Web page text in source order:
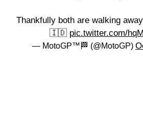
Thankfully both are walking
🇮🇩 pic.twitter.com/
— MotoGP™🏁 (@MotoGP)